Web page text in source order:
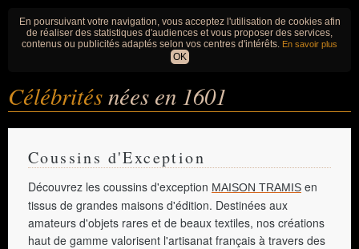
En poursuivant votre navigation, vous acceptez l'utilisation de cookies afin
de réaliser des statistiques d'audiences et vous proposer des services,
contenus ou publicités adaptés selon vos centres d'intérêts. En savoir plus
OK
Célébritésnées en 1601
Coussins d'Exception
Découvrez les coussins d'exception MAISON TRAMIS en
tissus de grandes maisons d'édition. Destinées aux
amateurs d'objets rares et de beaux textiles, nos créations
haut de gamme valorisent l'artisanat français à travers des